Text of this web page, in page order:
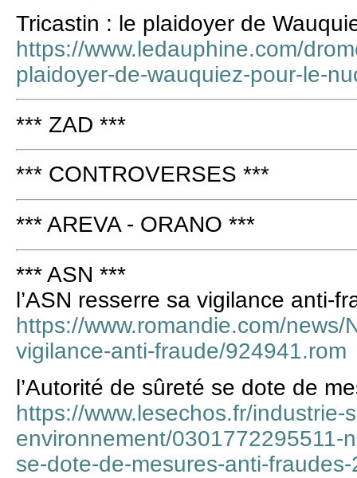
Tricastin : le plaidoyer de
https://www.ledauphine.com/
plaidoyer-de-wauquiez-pour-le-
*** ZAD ***
*** CONTROVERSES ***
*** AREVA - ORANO ***
*** ASN ***
l’ASN resserre sa vigilance anti-
https://www.romandie.com/news/
vigilance-anti-fraude/924941.rom
l’Autorité de sûreté se dote de
https://www.lesechos.fr/industrie-
environnement/0301772295511-
se-dote-de-mesures-anti-